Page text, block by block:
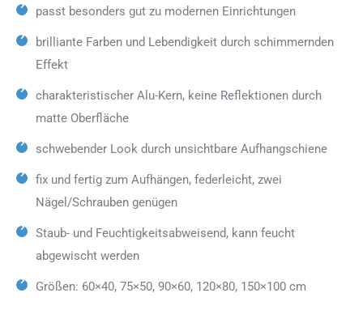
passt besonders gut zu modernen Einrichtungen
brilliante Farben und Lebendigkeit durch schimmernden
Effekt
charakteristischer Alu-Kern, keine Reflektionen durch
matte Oberfläche
schwebender Look durch unsichtbare Aufhangschiene
fix und fertig zum Aufhängen, federleicht, zwei
Nägel/Schrauben genügen
Staub- und Feuchtigkeitsabweisend, kann feucht
abgewischt werden
Größen: 60×40, 75×50, 90×60, 120×80, 150×100 cm